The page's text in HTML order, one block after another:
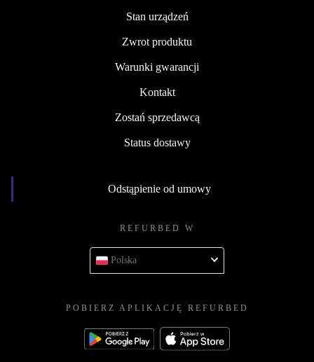
Stan urządzeń
Zwrot produktu
Warunki gwarancji
Kontakt
Zostań sprzedawcą
Status dostawy
Odstąpienie od umowy
REFURBED W
Polska
POBIERZ APLIKACJĘ REFURBED